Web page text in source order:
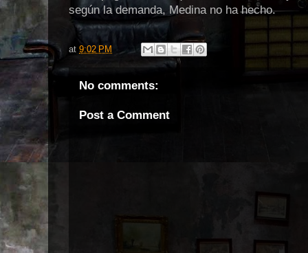
según la demanda, Medina no ha hecho.
at 9:02 PM
No comments:
Post a Comment